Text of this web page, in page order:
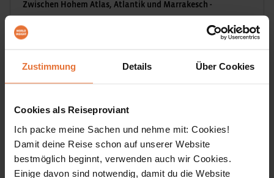
Zustimmung Details Über Cookies
Cookies als Reiseproviant
Ich packe meine Sachen und nehme mit: Cookies!
Damit deine Reise schon auf unserer Website
bestmöglich beginnt, verwenden auch wir Cookies.
Einige davon sind notwendig, damit du die Website
Zwischen Hohem Atlas, Atlantik und Marrakesch -
an die Atlantikküste und bis nach Marrakesch voller
ab € 1.999,-
DETAILS & BUCHEN